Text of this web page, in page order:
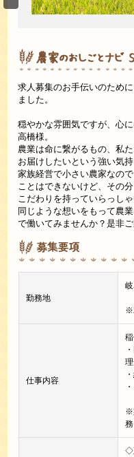
求人募集のお手伝いのため
ました。
穏やかな雰囲気ですが、心
高橋様。
農業は命に繋がるもの、私
お届けしたいという強い気
家族経営で小さい農家なの
ことはできないけど、その
こだわりを持っていらっしゃ
同じような想いをもって農
で働いてみませんか？是非ご
募集要項
勤務地
※
仕事内容
※
務
◇